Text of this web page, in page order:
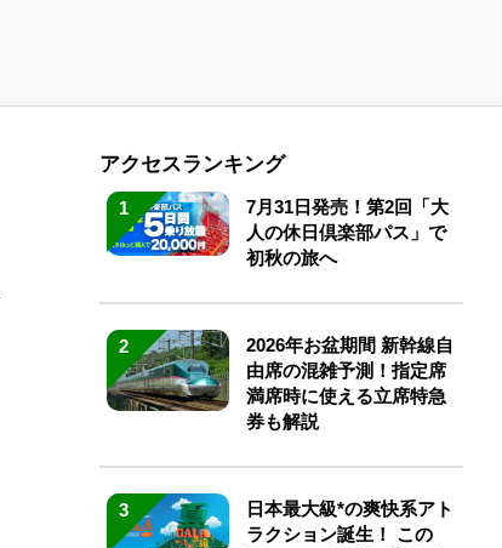
アクセスランキング
1
7月31日発売！第2回「大
人の休日倶楽部パス」で
初秋の旅へ
2
2026年お盆期間 新幹線自
由席の混雑予測！指定席
満席時に使える立席特急
券も解説
3
日本最大級*の爽快系アト
ラクション誕生！ この